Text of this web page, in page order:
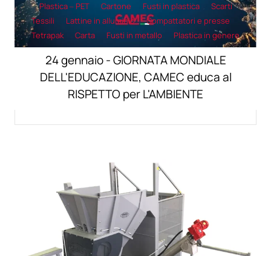
Plastica – PET Cartone Fusti in plastica
Scarti
Tessili
Lattine in alluminio
Compattatori e presse
Tetrapak
Carta Fusti in metallo Plastica in genere
24 gennaio - GIORNATA MONDIALE
DELL'EDUCAZIONE, CAMEC educa al
RISPETTO per L'AMBIENTE